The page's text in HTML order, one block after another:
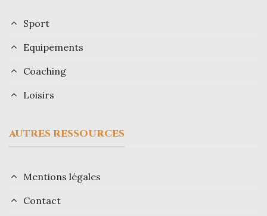
Sport
Equipements
Coaching
Loisirs
AUTRES RESSOURCES
Mentions légales
Contact